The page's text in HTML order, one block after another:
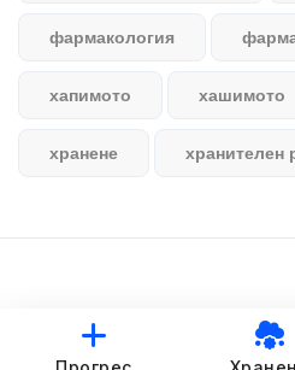
фармакология
хапимото хашимото
хранене хранителен
© StankovFit